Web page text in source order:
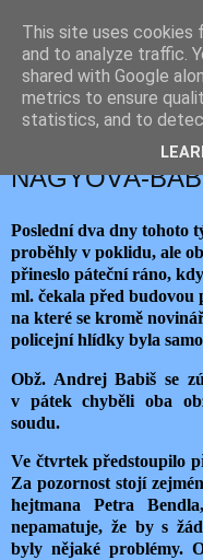
JEMELIK
pátek 16. září 2022
ČTVRTÝ A
NAGYOVÁ-
Poslední dva dny tohoto
proběhly v poklidu, ale
přineslo páteční ráno,
ml. čekala před budovou
na které se kromě
policejní hlídky byla
Obž. Andrej Babiš se
v pátek chyběli oba
soudu.
Ve čtvrtek předstoupilo
Za pozornost stojí
hejtmana Petra
nepamatuje, že by s
byly nějaké problémy.
This site uses cookies
and to analyze traffic.
shared with Google
metrics to ensure
statistics, and to